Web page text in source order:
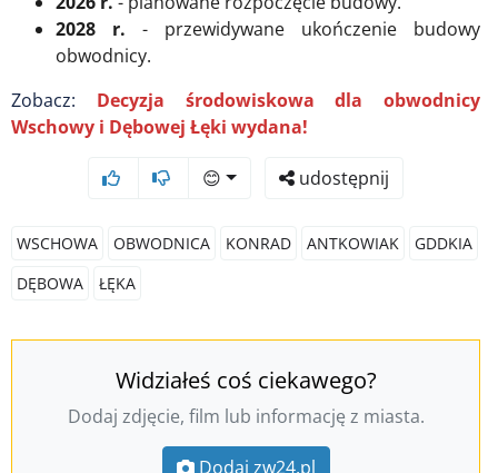
2028 r.
- przewidywane ukończenie budowy
obwodnicy.
Zobacz: Decyzja środowiskowa dla obwodnicy
Wschowy i Dębowej Łęki wydana!
😊 udostępnij
WSCHOWA OBWODNICA KONRAD ANTKOWIAK
GDDKIA
DĘBOWA
ŁĘKA
Widziałeś coś ciekawego?
Dodaj zdjęcie, film lub informację z miasta.
Dodaj zw24.pl